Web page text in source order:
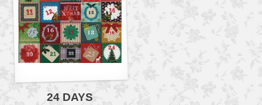
24 DAYS